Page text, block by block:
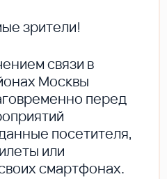
зрители!
связи в
Москвы
перед
посетителя,
или
смартфонах.